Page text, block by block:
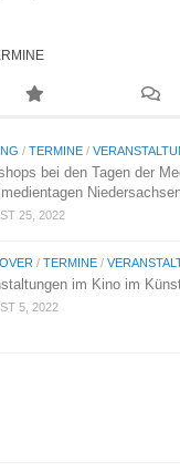
/ TERMINE /
bei den Tagen der
25, 2022
/ TERMINE /
im Kino im
5, 2022